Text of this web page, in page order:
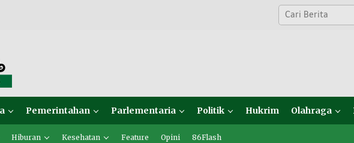
Pemerintahan Parlementaria Politik Hukrim Olahraga
Hiburan Kesehatan Feature Opini 86Flash